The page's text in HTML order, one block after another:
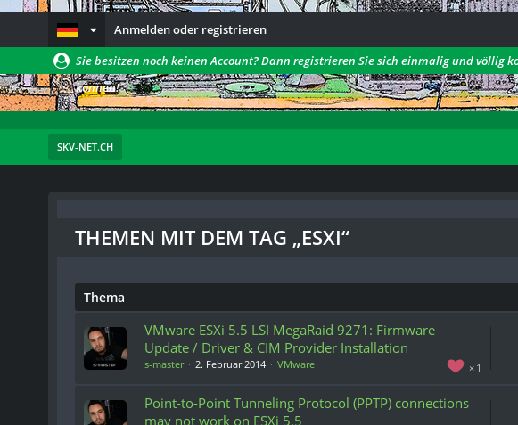
Anmelden oder registrieren
Sie besitzen noch keinen Account? Dann registrieren Sie sich einmalig und völlig
können!
SKV-NET.CH
THEMEN MIT DEM TAG „ESXI“
Thema
VMware ESXi 5.5 LSI MegaRaid 9271: Firmware
Update / Driver & CIM Provider Installation
1
s-master 2. Februar 2014 VMware
Point-to-Point Tunneling Protocol (PPTP) connections
may not work on ESXi 5.5